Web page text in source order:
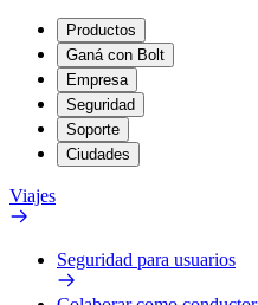
Productos
Ganá con Bolt
Empresa
Seguridad
Soporte
Ciudades
Viajes
Seguridad para usuarios